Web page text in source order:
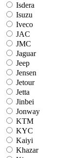
Isdera
Isuzu
Iveco
JAC
JMC
Jaguar
Jeep
Jensen
Jetour
Jetta
Jinbei
Jonway
KTM
KYC
Kaiyi
Khazar